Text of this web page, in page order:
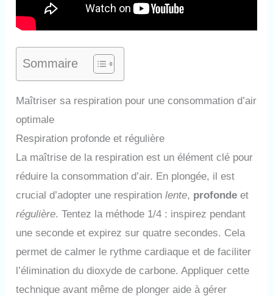
Sommaire
Maîtriser sa respiration pour une consommation d’air
optimale
Respiration profonde et régulière
La maîtrise de la respiration est un élément clé pour
réduire la consommation d’air. En plongée, il est
crucial d’adopter une respirationlente, profonde et
régulière. Tentez la méthode 1/4 : inspirez pendant
une seconde et expirez sur quatre secondes. Cela
permet de calmer le rythme cardiaque et de faciliter
l’élimination du dioxyde de carbone. Appliquer cette
technique avant même de plonger aide à gérer